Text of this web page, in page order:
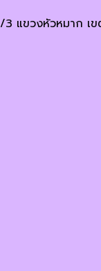
3 แขวงหัวหมาก เ